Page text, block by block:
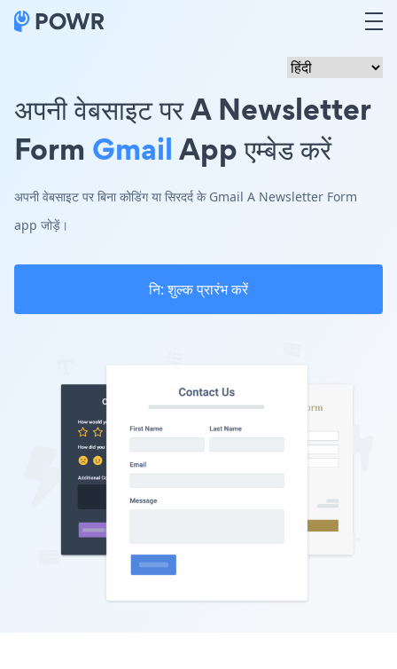
अपनी वेबसाइट पर A Newsletter
Form GmailApp एम्बेड करें
अपनी वेबसाइट पर बिना कोडिंग या सिरदर्द के Gmail A Newsletter Form
app जोड़ें।
नि: शुल्क प्रारंभ करें